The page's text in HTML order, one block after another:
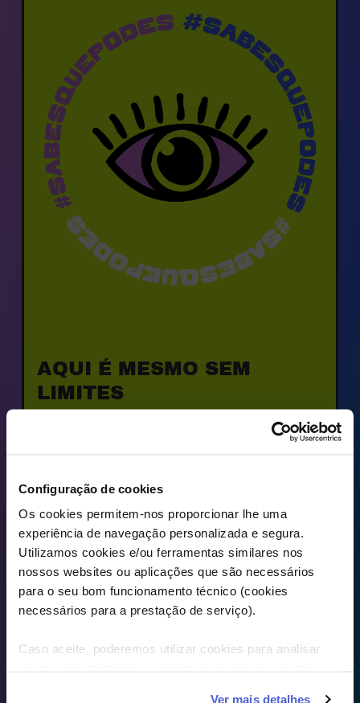
Configuração de cookies
Os cookies permitem-nos proporcionar lhe uma
experiência de navegação personalizada e segura.
Utilizamos cookies e/ou ferramentas similares nos
nossos websites ou aplicações que são necessários
para o seu bom funcionamento técnico (cookies
necessários para a prestação de serviço).
Caso aceite, poderemos utilizar cookies para analisar
Ver mais detalhes
AQUI É MESMO SEM
LIMITES
É mesmo aquele tarifário para quem
à vontade todos os dias,
PEDIR CARTÃO WTF